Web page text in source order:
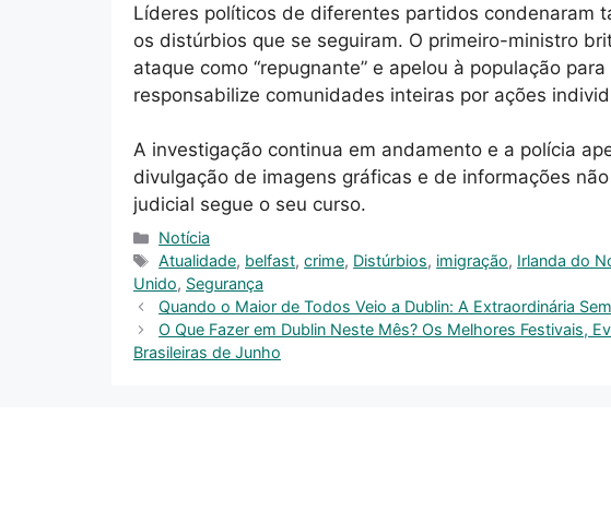
Líderes políticos de diferentes partidos condenaram
os distúrbios que se seguiram. O primeiro-ministro
ataque como “repugnante” e apelou à população
responsabilize comunidades inteiras por ações
A investigação continua em andamento e a polícia
divulgação de imagens gráficas e de informações
judicial segue o seu curso.
Categories
Notícia
Tags
Atualidade, belfast,crime, Distúrbios, imigração, Irlanda do
Unido, Segurança
Quando o Maior de Todos Veio a Dublin: A Extraordinária
O Que Fazer em Dublin Neste Mês? Os Melhores Festivais,
Brasileiras de Junho